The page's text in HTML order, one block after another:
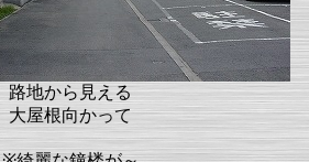
路地から見える
大屋根向かって